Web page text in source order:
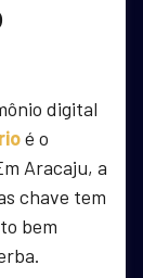
digital
é o
Aracaju, a
chave tem
bem